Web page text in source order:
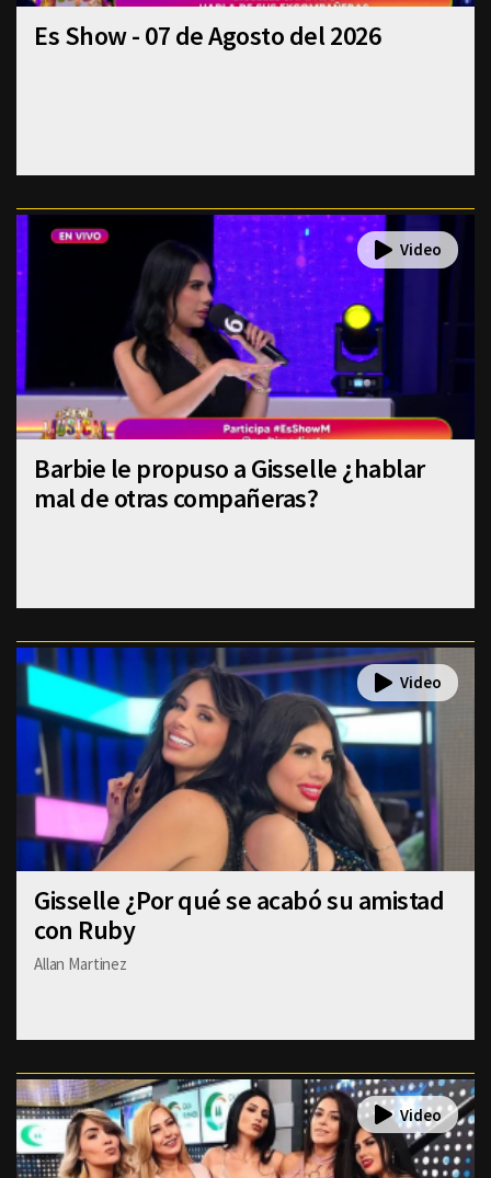
Es Show - 07 de Agosto del 2026
Barbie le propuso a Gisselle ¿hablar
mal de otras compañeras?
Gisselle ¿Por qué se acabó su amistad
con Ruby
Allan Martinez